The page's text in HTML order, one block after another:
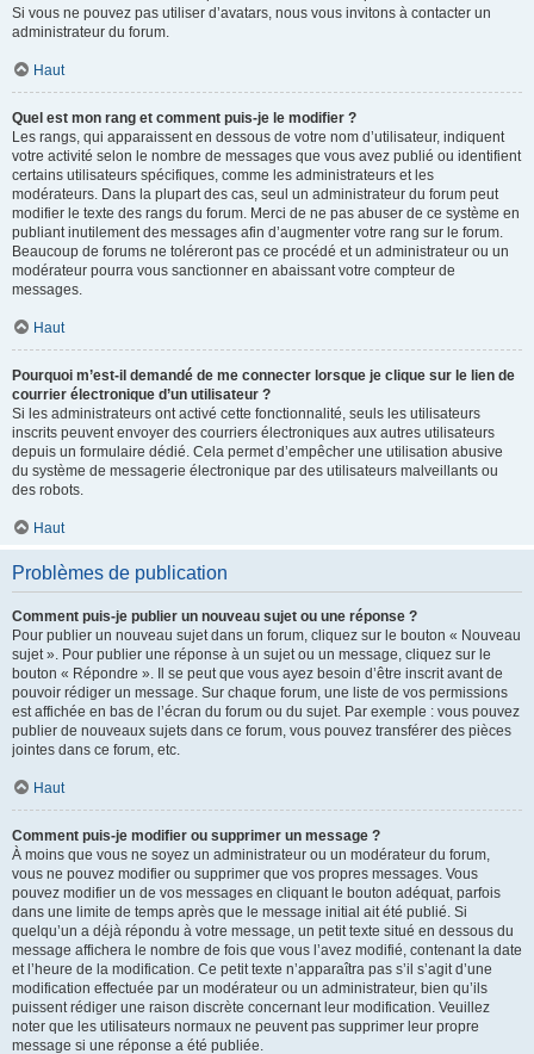
Si vous ne pouvez pas utiliser d’avatars, nous vous invitons à contacter un
administrateur du forum.
Haut
Quel est mon rang et comment puis-je le modifier ?
Les rangs, qui apparaissent en dessous de votre nom d’utilisateur, indiquent
votre activité selon le nombre de messages que vous avez publié ou identifient
certains utilisateurs spécifiques, comme les administrateurs et les
modérateurs. Dans la plupart des cas, seul un administrateur du forum peut
modifier le texte des rangs du forum. Merci de ne pas abuser de ce système en
publiant inutilement des messages afin d’augmenter votre rang sur le forum.
Beaucoup de forums ne toléreront pas ce procédé et un administrateur ou un
modérateur pourra vous sanctionner en abaissant votre compteur de
messages.
Haut
Pourquoi m’est-il demandé de me connecter lorsque je clique sur le lien de
courrier électronique d’un utilisateur ?
Si les administrateurs ont activé cette fonctionnalité, seuls les utilisateurs
inscrits peuvent envoyer des courriers électroniques aux autres utilisateurs
depuis un formulaire dédié. Cela permet d’empêcher une utilisation abusive
du système de messagerie électronique par des utilisateurs malveillants ou
des robots.
Haut
Problèmes de publication
Comment puis-je publier un nouveau sujet ou une réponse ?
Pour publier un nouveau sujet dans un forum, cliquez sur le bouton « Nouveau
sujet ». Pour publier une réponse à un sujet ou un message, cliquez sur le
bouton « Répondre ». Il se peut que vous ayez besoin d’être inscrit avant de
pouvoir rédiger un message. Sur chaque forum, une liste de vos permissions
est affichée en bas de l’écran du forum ou du sujet. Par exemple : vous pouvez
publier de nouveaux sujets dans ce forum, vous pouvez transférer des pièces
jointes dans ce forum, etc.
Haut
Comment puis-je modifier ou supprimer un message ?
À moins que vous ne soyez un administrateur ou un modérateur du forum,
vous ne pouvez modifier ou supprimer que vos propres messages. Vous
pouvez modifier un de vos messages en cliquant le bouton adéquat, parfois
dans une limite de temps après que le message initial ait été publié. Si
quelqu’un a déjà répondu à votre message, un petit texte situé en dessous du
message affichera le nombre de fois que vous l’avez modifié, contenant la date
et l’heure de la modification. Ce petit texte n’apparaîtra pas s’il s’agit d’une
modification effectuée par un modérateur ou un administrateur, bien qu’ils
puissent rédiger une raison discrète concernant leur modification. Veuillez
noter que les utilisateurs normaux ne peuvent pas supprimer leur propre
message si une réponse a été publiée.